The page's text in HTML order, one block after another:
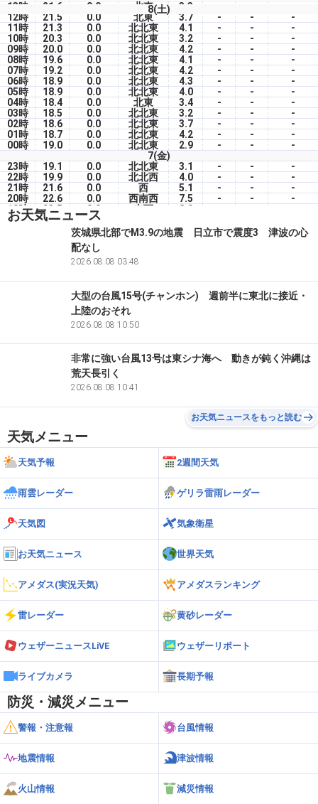
8(土)
13時 21.6 0.0 北東 3.3
12時
21.5 0.0 北東 3.7 - -
-
11時
21.3 0.0 北北東 4.1 - -
-
10時
20.3 0.0 北北東 3.2 - -
-
09時
20.0 0.0 北北東 4.2 - -
-
08時
19.6 0.0 北北東 4.1 - -
-
07時
19.2 0.0 北北東 4.2 - -
-
06時
18.9 0.0 北北東 4.3 - -
-
05時
18.9 0.0 北北東 4.0 - -
-
04時
18.4 0.0 北東 3.4 - -
-
03時
18.5 0.0 北北東 3.2 - -
-
02時
18.6 0.0 北北東 3.7 - -
-
01時
18.7 0.0 北北東 4.2 - -
-
00時
19.0 0.0 北北東 2.9 - -
-
7(金)
23時
19.1 0.0 北北東 3.1 - -
-
22時
19.9 0.0 北北西 4.0 - -
-
21時
21.6 0.0 西 5.1 - -
-
20時
22.6 0.0 西南西 7.5 - -
-
19時
23.5 0.0 南西 8.9
18時
24.0 0.0
0.0 南南西 10.0 - -
-
0.0 10.2 - -
0.0
0.0 南南西
お天気ニュース
茨城県北部でM3.9の地震 日立市で震度3 津波の心
配なし
2026.08.08 03:48
大型の台風15号(チャンホン) 週前半に東北に接近・
上陸のおそれ
2026.08.08 10:50
非常に強い台風13号は東シナ海へ 動きが鈍く沖縄は
荒天長引く
2026.08.08 10:41
お天気ニュースをもっと読む
天気メニュー
天気予報 2週間天気
雨雲レーダー ゲリラ雷雨レーダー
天気図 気象衛星
お天気ニュース 世界天気
アメダス(実況天気) アメダスランキング
雷レーダー 黄砂レーダー
ウェザーニュースLiVE ウェザーリポート
ライブカメラ 長期予報
防災・減災メニュー
警報・注意報 台風情報
地震情報 津波情報
火山情報 減災情報